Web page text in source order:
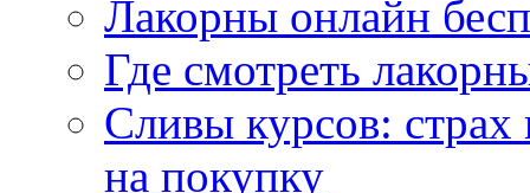
Лакорны онлайн
Где смотреть
Сливы курсов:
на покупку